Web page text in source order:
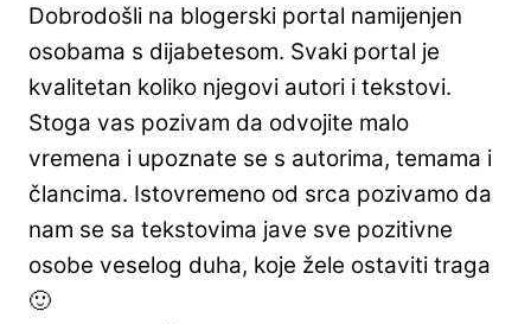
Dobrodošli na blogerski portal namijenjen
osobama s dijabetesom. Svaki portal je
kvalitetan koliko njegovi autori i tekstovi.
Stoga vas pozivam da odvojite malo
vremena i upoznate se s autorima, temama i
člancima. Istovremeno od srca pozivamo da
nam se sa tekstovima jave sve pozitivne
osobe veselog duha, koje žele ostaviti traga
🙂